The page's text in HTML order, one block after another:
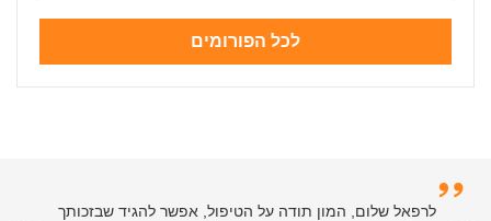
לכל הפורומים
לרפאל שלום, המון תודה על הטיפול, אפשר להגיד שבזכותך